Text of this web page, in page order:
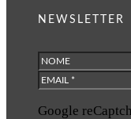
NEWSLETTER
Google